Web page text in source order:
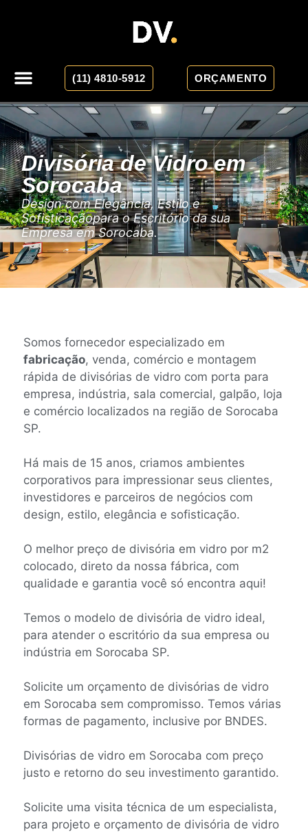
ORÇAMENTO
(11) 4810-5912
Divisória de Vidro em
Sorocaba
Design com Elegância, Estilo e
Sofisticaçãopara o Escritório da sua
Empresa em Sorocaba.
Somos fornecedor especializado em
fabricação, venda, comércio e montagem
rápida de divisórias de vidro com porta para
empresa, indústria, sala comercial, galpão, loja
e comércio localizados na região de Sorocaba
SP.
Há mais de 15 anos, criamos ambientes
corporativos para impressionar seus clientes,
investidores e parceiros de negócios com
design, estilo, elegância e sofisticação.
O melhor preço de divisória em vidro por m2
colocado, direto da nossa fábrica, com
qualidade e garantia você só encontra aqui!
Temos o modelo de divisória de vidro ideal,
para atender o escritório da sua empresa ou
indústria em Sorocaba SP.
Solicite um orçamento de divisórias de vidro
em Sorocaba sem compromisso. Temos várias
formas de pagamento, inclusive por BNDES.
Divisórias de vidro em Sorocaba com preço
justo e retorno do seu investimento garantido.
Solicite uma visita técnica de um especialista,
para projeto e orçamento de divisória de vidro